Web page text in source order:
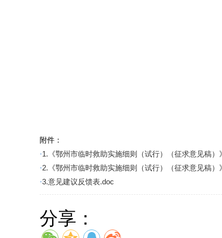
附件：
·1.《鄂州市临时救助实施细则（试行）（征求意见稿）
·2.《鄂州市临时救助实施细则（试行）（征求意见稿）
·3.意见建议反馈表.doc
分享：